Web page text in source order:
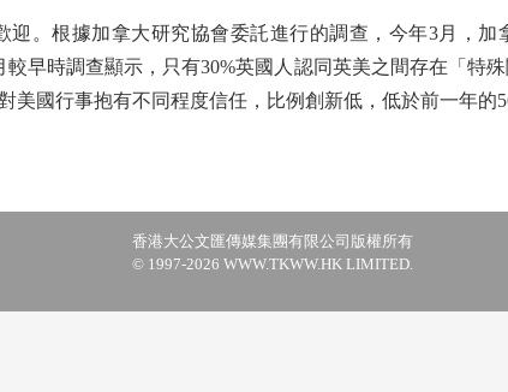
根據加拿大研究協會委託進行的調查，今年3月，加
較早時調查顯示，只有30%英國人認同英美之間存在「特
美國行事抱有不同程度信任，比例創新低，低於前一年的
香港大公文匯傳媒集團有限公司版權所有
© 1997-2026 WWW.TKWW.HK LIMITED.